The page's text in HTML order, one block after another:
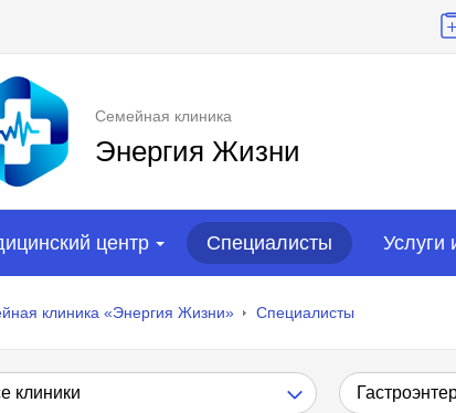
Семейная клиника
Энергия Жизни
центр Специалисты Услуги
клиника «Энергия Жизни» Специалисты
клиники